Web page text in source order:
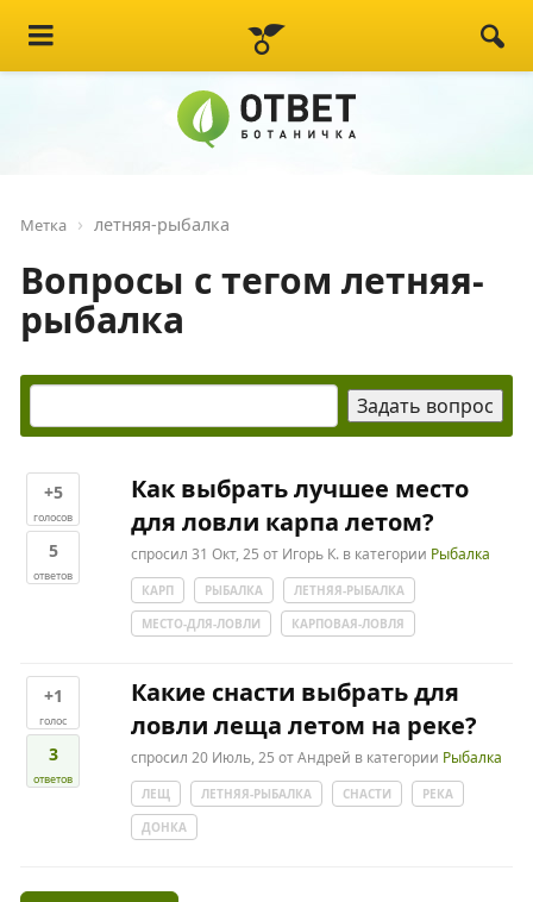
Метка летняя-рыбалка
Вопросы с тегом летняя-
рыбалка
+5
голосов
5
ответов
Как выбрать лучшее место
для ловли карпа летом?
спросил 31 Окт, 25 от Игорь К. в категории Рыбалка
КАРП РЫБАЛКА
ЛЕТНЯЯ-РЫБАЛКА
МЕСТО-ДЛЯ-ЛОВЛИ
КАРПОВАЯ-ЛОВЛЯ
+1
голос
3
ответов
Какие снасти выбрать для
ловли леща летом на реке?
спросил 20 Июль, 25 отАндрей в категории Рыбалка
ЛЕЩ ЛЕТНЯЯ-РЫБАЛКА СНАСТИ
РЕКА
ДОНКА